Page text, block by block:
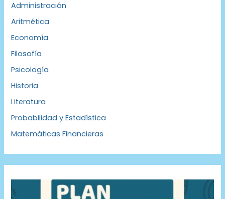
Administración
Aritmética
Economía
Filosofía
Psicología
Historia
Literatura
Probabilidad y Estadística
Matemáticas Financieras